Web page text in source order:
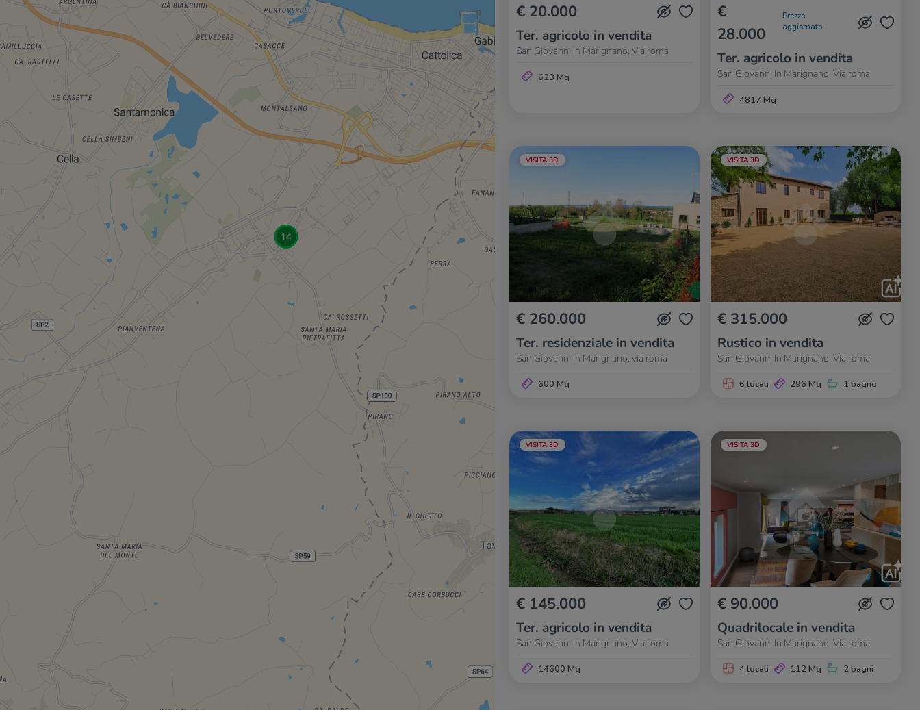
€ 20.000
Ter. agricolo in vendita
San Giovanni In Marignano, Via roma
623 Mq
€
28.000
Prezzo
aggiornato
Ter. agricolo in vendita
San Giovanni In Marignano, Via roma
4817 Mq
VISITA 3D
€ 260.000
Ter. residenziale in vendita
San Giovanni In Marignano, via roma
600 Mq
VISITA 3D
€ 315.000
Rustico in vendita
San Giovanni In Marignano, Via roma
6 locali 296 Mq 1 bagno
VISITA 3D
€ 145.000
Ter. agricolo in vendita
San Giovanni In Marignano, Via roma
14600 Mq
VISITA 3D
€ 90.000
Quadrilocale in vendita
San Giovanni In Marignano, Via roma
4 locali 112 Mq 2 bagni